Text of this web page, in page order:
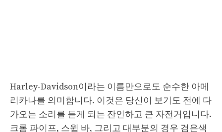
Harley-Davidson이라는 이름만으로도 순수한 아메
리카나를 의미합니다. 이것은 당신이 보기도 전에 다
가오는 소리를 듣게 되는 잔인하고 큰 자전거입니다.
크롬 파이프, 스윕 바, 그리고 대부분의 경우 검은색